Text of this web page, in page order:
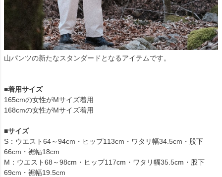
山パンツの新たなスタンダードとなるアイテムです。
■着用サイズ
165cmの女性がMサイズ着用
168cmの女性がMサイズ着用
■サイズ
S：ウエスト64～94cm・ヒップ113cm・ワタリ幅34.5cm・股下
66cm・裾幅18cm
M：ウエスト68～98cm・ヒップ117cm・ワタリ幅35.5cm・股下
69cm・裾幅19.5cm